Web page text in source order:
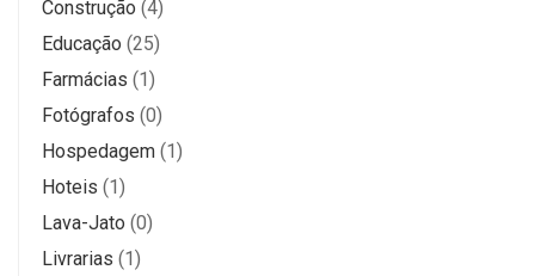
Construção (4)
Educação (25)
Farmácias (1)
Fotógrafos (0)
Hospedagem (1)
Hoteis (1)
Lava-Jato (0)
Livrarias (1)